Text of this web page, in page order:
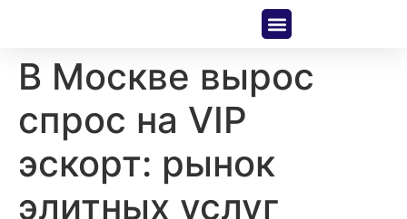
В Москве вырос
спрос на VIP
эскорт: рынок
элитных услуг